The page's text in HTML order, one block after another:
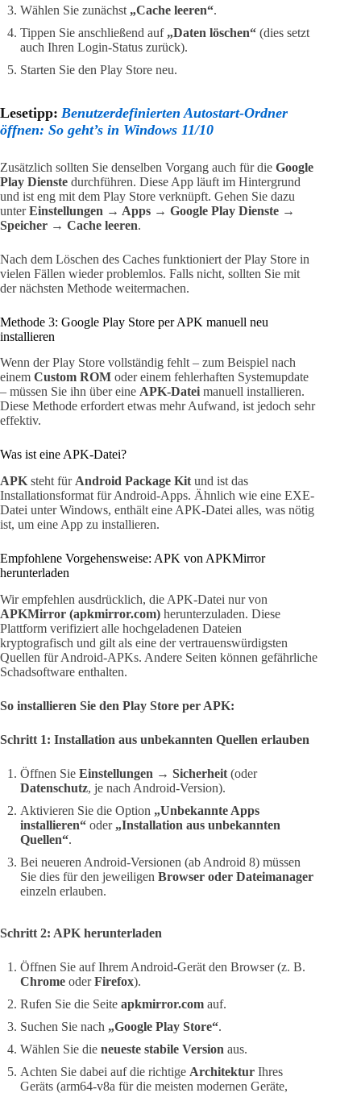
Wählen Sie zunächst „Cache leeren“.
Tippen Sie anschließend auf „Daten löschen“ (dies setzt
auch Ihren Login-Status zurück).
Starten Sie den Play Store neu.
Lesetipp: Benutzerdefinierten Autostart-Ordner
öffnen: So geht’s in Windows 11/10
Zusätzlich sollten Sie denselben Vorgang auch für die Google
Play Dienste durchführen. Diese App läuft im Hintergrund
und ist eng mit dem Play Store verknüpft. Gehen Sie dazu
unterEinstellungen → Apps → Google Play Dienste →
Speicher → Cache leeren.
Nach dem Löschen des Caches funktioniert der Play Store in
vielen Fällen wieder problemlos. Falls nicht, sollten Sie mit
der nächsten Methode weitermachen.
Methode 3: Google Play Store per APK manuell neu
installieren
Wenn der Play Store vollständig fehlt – zum Beispiel nach
einem Custom ROM oder einem fehlerhaften Systemupdate
– müssen Sie ihn über eine APK-Datei manuell installieren.
Diese Methode erfordert etwas mehr Aufwand, ist jedoch sehr
effektiv.
Was ist eine APK-Datei?
APK steht für Android Package Kit und ist das
Installationsformat für Android-Apps. Ähnlich wie eine EXE-
Datei unter Windows, enthält eine APK-Datei alles, was nötig
ist, um eine App zu installieren.
Empfohlene Vorgehensweise: APK von APKMirror
herunterladen
Wir empfehlen ausdrücklich, die APK-Datei nur von
APKMirror (apkmirror.com) herunterzuladen. Diese
Plattform verifiziert alle hochgeladenen Dateien
kryptografisch und gilt als eine der vertrauenswürdigsten
Quellen für Android-APKs. Andere Seiten können gefährliche
Schadsoftware enthalten.
So installieren Sie den Play Store per APK:
Schritt 1: Installation aus unbekannten Quellen erlauben
Öffnen Sie Einstellungen → Sicherheit (oder
Datenschutz, je nach Android-Version).
Aktivieren Sie die Option „Unbekannte Apps
installieren“ oder „Installation aus unbekannten
Quellen“.
Bei neueren Android-Versionen (ab Android 8) müssen
Sie dies für den jeweiligen Browser oder Dateimanager
einzeln erlauben.
Schritt 2: APK herunterladen
Öffnen Sie auf Ihrem Android-Gerät den Browser (z. B.
Chrome oderFirefox).
Rufen Sie die Seite apkmirror.com auf.
Suchen Sie nach „Google Play Store“.
Wählen Sie die neueste stabile Version aus.
Achten Sie dabei auf die richtige Architektur Ihres
Geräts (arm64-v8a für die meisten modernen Geräte,